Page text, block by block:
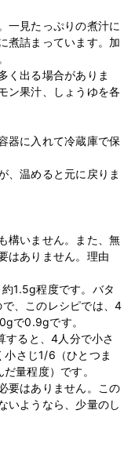
一見たっぷりの煮汁に
煮詰まっています。加
く出る場合がありま
ン果汁、しょうゆを各
器に入れて冷蔵庫で保
、温めると元に戻りま
構いません。また、無
はありません。理由
1.5g程度です。バタ
、このレシピでは、4
で0.9gです。
すると、4人分で小さ
さじ1/6（ひとつま
量程度）です。
要はありません。この
いようなら、少量のし